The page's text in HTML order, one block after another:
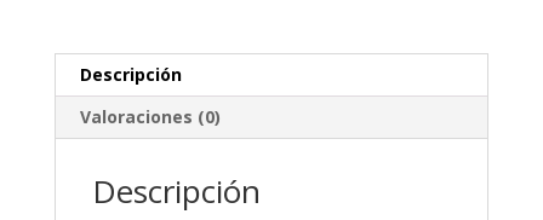
Descripción
Valoraciones (0)
Descripción